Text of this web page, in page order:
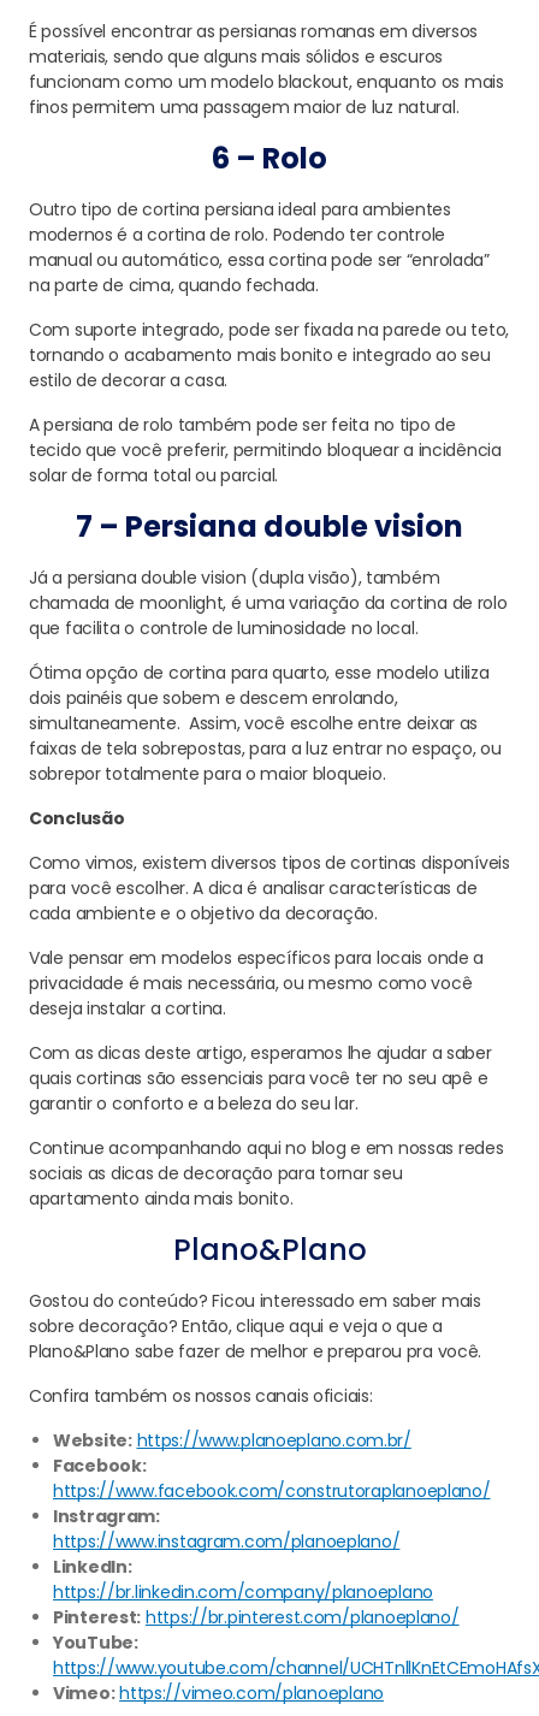
É possível encontrar as persianas romanas em diversos
materiais, sendo que alguns mais sólidos e escuros
funcionam como um modelo blackout, enquanto os mais
finos permitem uma passagem maior de luz natural.
6 – Rolo
Outro tipo de cortina persiana ideal para ambientes
modernos é a cortina de rolo. Podendo ter controle
manual ou automático, essa cortina pode ser “enrolada”
na parte de cima, quando fechada.
Com suporte integrado, pode ser fixada na parede ou teto,
tornando o acabamento mais bonito e integrado ao seu
estilo de decorar a casa.
A persiana de rolo também pode ser feita no tipo de
tecido que você preferir, permitindo bloquear a incidência
solar de forma total ou parcial.
7 – Persiana double vision
Já a persiana double vision (dupla visão), também
chamada de moonlight, é uma variação da cortina de rolo
que facilita o controle de luminosidade no local.
Ótima opção de cortina para quarto, esse modelo utiliza
dois painéis que sobem e descem enrolando,
simultaneamente. Assim, você escolhe entre deixar as
faixas de tela sobrepostas, para a luz entrar no espaço, ou
sobrepor totalmente para o maior bloqueio.
Conclusão
Como vimos, existem diversos tipos de cortinas disponíveis
para você escolher. A dica é analisar características de
cada ambiente e o objetivo da decoração.
Vale pensar em modelos específicos para locais onde a
privacidade é mais necessária, ou mesmo como você
deseja instalar a cortina.
Com as dicas deste artigo, esperamos lhe ajudar a saber
quais cortinas são essenciais para você ter no seu apê e
garantir o conforto e a beleza do seu lar.
Continue acompanhando aqui no blog e em nossas redes
sociais as dicas de decoração para tornar seu
apartamento ainda mais bonito.
Plano&Plano
Gostou do conteúdo? Ficou interessado em saber mais
sobre decoração? Então, clique aqui e veja o que a
Plano&Plano sabe fazer de melhor e preparou pra você.
Confira também os nossos canais oficiais:
Website: https://www.planoeplano.com.br/
Facebook:
https://www.facebook.com/construtoraplanoeplano/
Instragram:
https://www.instagram.com/planoeplano/
LinkedIn:
https://br.linkedin.com/company/planoeplano
Pinterest: https://br.pinterest.com/planoeplano/
YouTube:
https://www.youtube.com/channel/
Vimeo:https://vimeo.com/planoeplano